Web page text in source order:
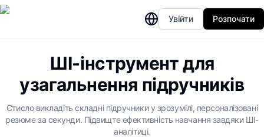
Увійти Розпочати
ШІ-інструмент для
узагальнення підручників
Стисло викладіть складні підручники у зрозумілі, персоналізовані
резюме за секунди. Підвищте ефективність навчання завдяки ШІ-
аналітиці.